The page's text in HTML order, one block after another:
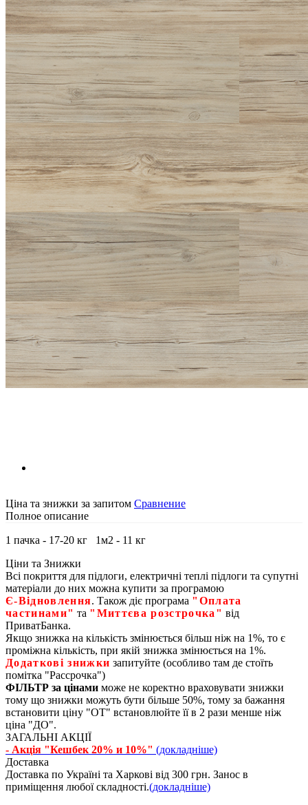
Ціна та знижки за запитом Сравнение
Полное описание
1 пачка - 17-20 кг 1м2 - 11 кг
Ціни та Знижки
Всі покриття для підлоги, електричні теплі підлоги та супутні
матеріали до них можна купити за програмою
Є‑Відновлення. Також діє програма "Оплата
частинами" та "Миттєва розстрочка" від
ПриватБанка.
Якщо знижка на кількість змінюється більш ніж на 1%, то є
проміжна кількість, при якій знижка змінюється на 1%.
Додаткові знижки запитуйте (особливо там де стоїть
помітка "Рассрочка")
ФІЛЬТР за цінами може не коректно враховувати знижки
тому що знижки можуть бути більше 50%, тому за бажання
встановити ціну "ОТ" встановлюйте її в 2 рази менше ніж
ціна "ДО".
ЗАГАЛЬНІ АКЦІЇ
- Акція "Кешбек 20% и 10%" (докладніше)
Доставка
Доставка по Україні та Харкові від 300 грн. Занос в
приміщення любої складності.(докладніше)